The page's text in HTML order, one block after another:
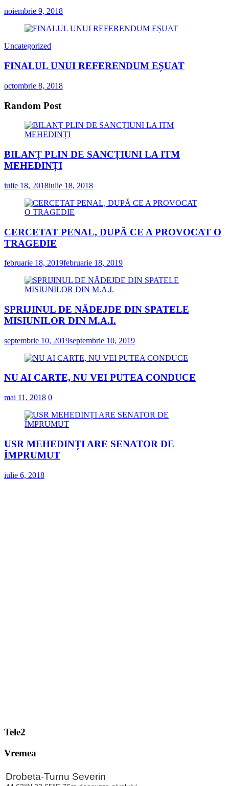
noiembrie 9, 2018
Uncategorized
FINALUL UNUI REFERENDUM EȘUAT
octombrie 8, 2018
Random Post
BILANȚ PLIN DE SANCȚIUNI LA ITM
MEHEDINȚI
iulie 18, 2018iulie 18, 2018
CERCETAT PENAL, DUPĂ CE A PROVOCAT O
TRAGEDIE
februarie 18, 2019februarie 18, 2019
SPRIJINUL DE NĂDEJDE DIN SPATELE
MISIUNILOR DIN M.A.I.
septembrie 10, 2019septembrie 10, 2019
NU AI CARTE, NU VEI PUTEA CONDUCE
mai 11, 2018 0
USR MEHEDINȚI ARE SENATOR DE
ÎMPRUMUT
iulie 6, 2018
Tele2
Vremea